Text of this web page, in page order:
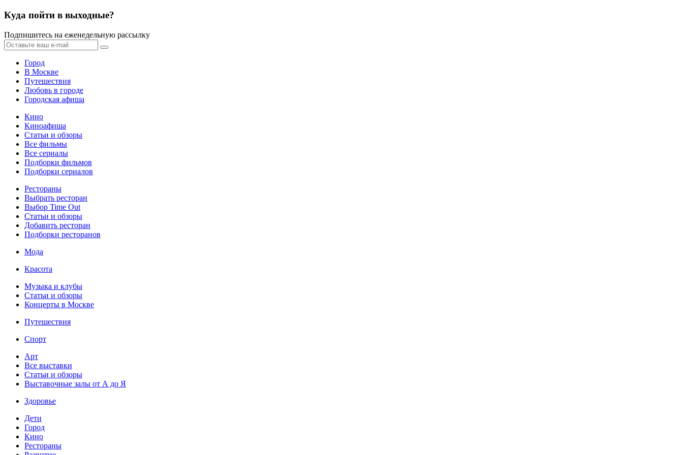
Куда пойти в выходные?
Подпишитесь на еженедельную рассылку
Город
В Москве
Путешествия
Любовь в городе
Городская афиша
Кино
Киноафиша
Статьи и обзоры
Все фильмы
Все сериалы
Подборки фильмов
Подборки сериалов
Рестораны
Выбрать ресторан
Выбор Time Out
Статьи и обзоры
Добавить ресторан
Подборки ресторанов
Мода
Красота
Музыка и клубы
Статьи и обзоры
Концерты в Москве
Путешествия
Спорт
Арт
Все выставки
Статьи и обзоры
Выставочные залы от А до Я
Здоровье
Дети
Город
Кино
Рестораны